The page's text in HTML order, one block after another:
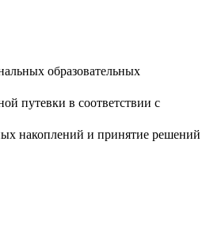
образовательных
путевки в соответствии с
накоплений и принятие решений